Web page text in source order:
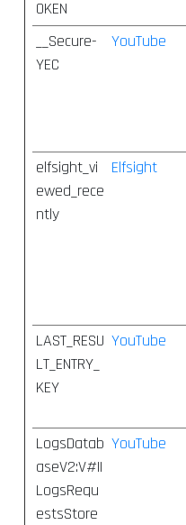
OKEN
__Secure-
YEC
YouTube
elfsight_vi
ewed_rece
ntly
Elfsight
LAST_RESU
LT_ENTRY_
KEY
YouTube
LogsDatab
aseV2:V#||
LogsRequ
estsStore
YouTube